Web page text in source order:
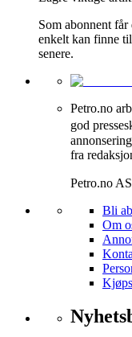
Som abonnent
enkelt kan finne
senere.
Petro.no
god
fra
Petro.no
Bli
Om